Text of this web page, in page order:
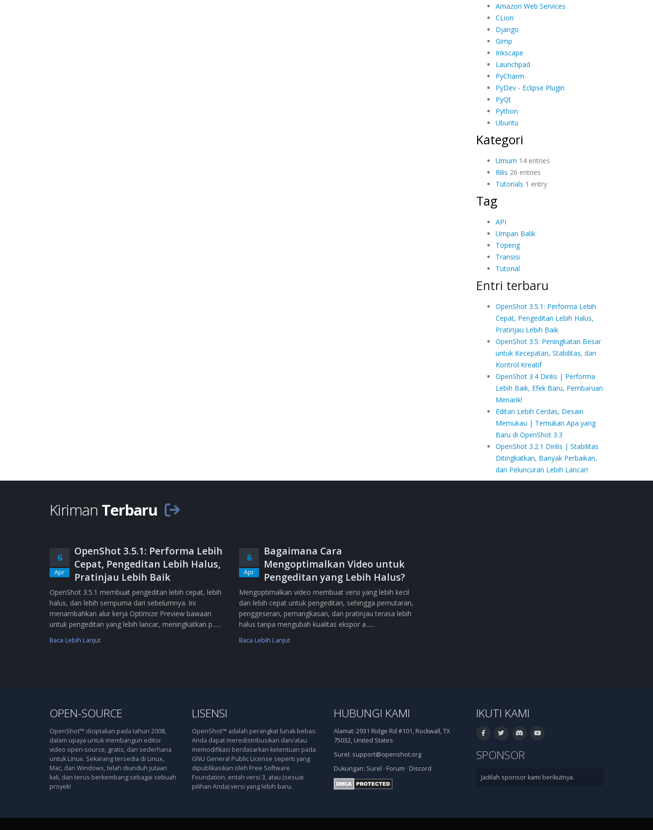
Amazon Web Services
CLion
Django
Gimp
Inkscape
Launchpad
PyCharm
PyDev - Eclipse Plugin
PyQt
Python
Ubuntu
Kategori
Umum 14 entries
Rilis 26 entries
Tutorials 1 entry
Tag
API
Umpan Balik
Topeng
Transisi
Tutorial
Entri terbaru
OpenShot 3.5.1: Performa Lebih
Cepat, Pengeditan Lebih Halus,
Pratinjau Lebih Baik
OpenShot 3.5: Peningkatan Besar
untuk Kecepatan, Stabilitas, dan
Kontrol Kreatif
OpenShot 3.4 Dirilis | Performa
Lebih Baik, Efek Baru, Pembaruan
Menarik!
Editan Lebih Cerdas, Desain
Memukau | Temukan Apa yang
Baru di OpenShot 3.3
OpenShot 3.2.1 Dirilis | Stabilitas
Ditingkatkan, Banyak Perbaikan,
dan Peluncuran Lebih Lancar!
Kiriman Terbaru
6
Apr
OpenShot 3.5.1: Performa Lebih
Cepat, Pengeditan Lebih Halus,
Pratinjau Lebih Baik
OpenShot 3.5.1 membuat pengeditan lebih cepat, lebih
halus, dan lebih sempurna dari sebelumnya. Ini
menambahkan alur kerja Optimize Preview bawaan
untuk pengeditan yang lebih lancar, meningkatkan p......
Baca Lebih Lanjut
6
Apr
Bagaimana Cara
Mengoptimalkan Video untuk
Pengeditan yang Lebih Halus?
Mengoptimalkan video membuat versi yang lebih kecil
dan lebih cepat untuk pengeditan, sehingga pemutaran,
penggeseran, pemangkasan, dan pratinjau terasa lebih
halus tanpa mengubah kualitas ekspor a......
Baca Lebih Lanjut
OPEN-SOURCE
OpenShot™ diciptakan pada tahun 2008,
dalam upaya untuk membangun editor
video open-source, gratis, dan sederhana
untuk Linux. Sekarang tersedia di Linux,
Mac, dan Windows, telah diunduh jutaan
kali, dan terus berkembang sebagai sebuah
proyek!
LISENSI
OpenShot™ adalah perangkat lunak bebas:
Anda dapat meredistribusikan dan/atau
memodifikasi berdasarkan ketentuan pada
GNU General Public License seperti yang
dipublikasikan oleh Free Software
Foundation, entah versi 3, atau (sesuai
pilihan Anda) versi yang lebih baru.
HUBUNGI KAMI
Alamat: 2931 Ridge Rd #101, Rockwall, TX
75032, United States
Surel: support@openshot.org
Dukungan: Surel · Forum · Discord
IKUTI KAMI
SPONSOR
Jadilah sponsor kami berikutnya.